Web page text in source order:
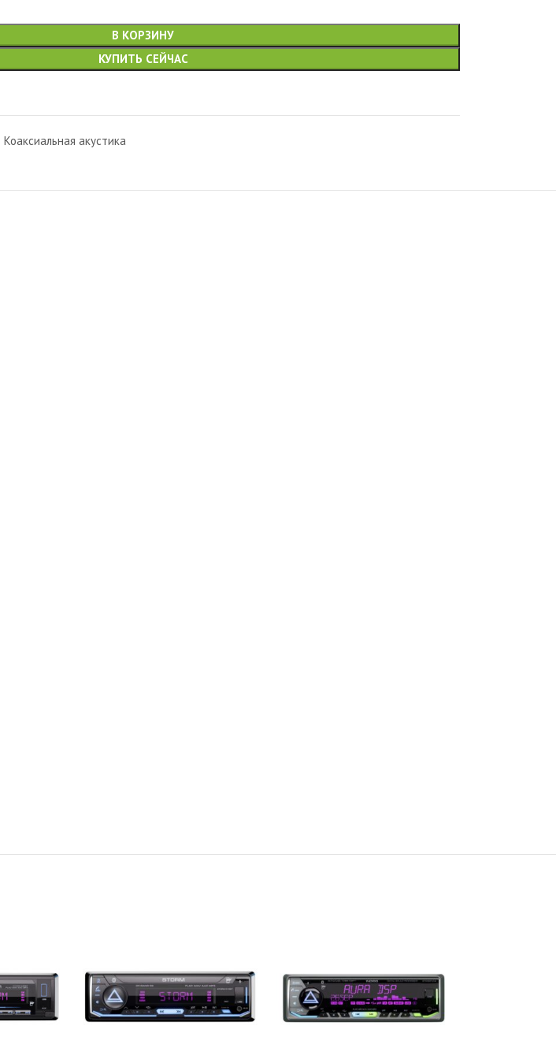
В КОРЗИНУ
КУПИТЬ СЕЙЧАС
Коаксиальная акустика